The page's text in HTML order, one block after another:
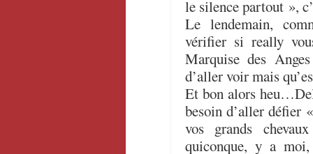
le silence partout »,
Le lendemain,
vérifier si really
Marquise des
d’aller voir mais
Et bon alors
besoin d’aller défier
vos grands
quiconque, y a